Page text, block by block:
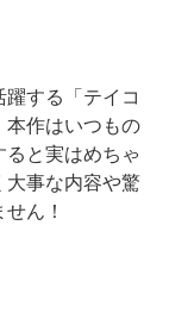
する「テイコ
本作はいつもの
と実はめちゃ
大事な内容や驚
ん！